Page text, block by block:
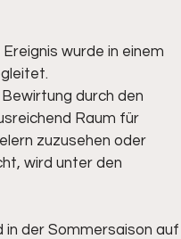
wurde in einem
durch den
Raum für
zuzusehen oder
wird unter den
in der Sommersaison auf